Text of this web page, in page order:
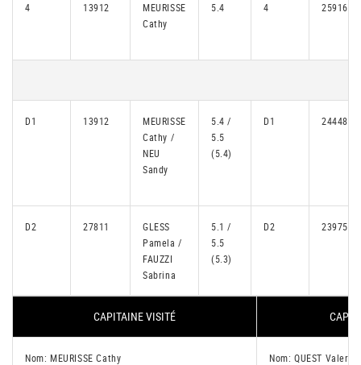
4 13912
MEURISSE
Cathy
5.4 4 25916
D1 13912
MEURISSE
Cathy /
NEU
Sandy
5.4 /
5.5
(5.4)
D1 24448
D2 27811
GLESS
Pamela /
FAUZZI
Sabrina
5.1 /
5.5
(5.3)
D2 23975
CAPITAINE VISITÉ
Nom: MEURISSE Cathy Nom: QUEST Valerie